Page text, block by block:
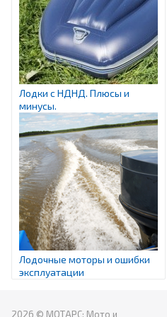
Лодки с НДНД. Плюсы и
минусы.
Лодочные моторы и ошибки
эксплуатации
2026 © МОТАРС: Мото и